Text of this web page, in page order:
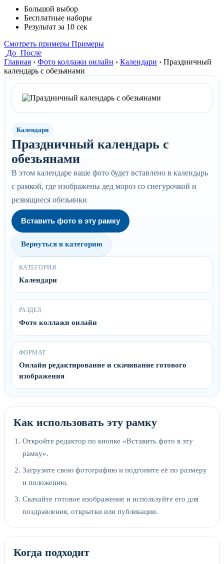
Большой выбор
Бесплатные наборы
Результат за 10 сек
Смотреть примеры Примеры
До После
Главная › Фото коллажи онлайн › Календари › Праздничный
календарь с обезьянами
Календари
Праздничный календарь с
обезьянами
В этом календаре ваше фото будет вставлено в календарь
с рамкой, где изображены дед мороз со снегурочкой и
резвящиеся обезьянки
Вставить фото в эту рамку
Вернуться в категорию
КАТЕГОРИЯ
Календари
РАЗДЕЛ
Фото коллажи онлайн
ФОРМАТ
Онлайн редактирование и скачивание готового
изображения
Как использовать эту рамку
Откройте редактор по кнопке «Вставить фото в эту
рамку».
Загрузите свою фотографию и подгоните её по размеру
и положению.
Скачайте готовое изображение и используйте его для
поздравления, открытки или публикации.
Когда подходит